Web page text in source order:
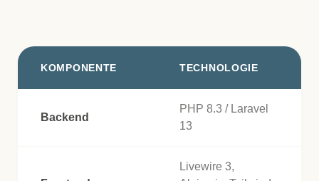
KOMPONENTE TECHNOLOGIE
Backend
PHP 8.3 / Laravel
13
Livewire 3,